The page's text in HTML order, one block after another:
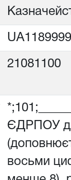
21081100
ЄДРПОУ
восьми